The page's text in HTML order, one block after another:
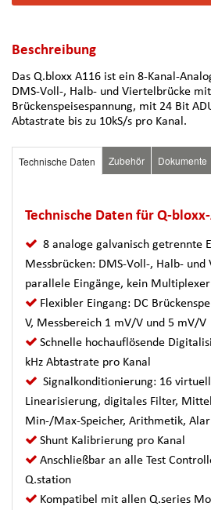
Beschreibung
Das Q.bloxx A116 ist ein 8-Kanal-
DMS-Voll-, Halb- und Viertelbrücke mit
Brückenspeisespannung, mit 24 Bit
Abtastrate bis zu 10kS/s pro Kanal.
Technische Daten Zubehör Dokumente
Technische Daten für Q-
8 analoge galvanisch getrennte
Messbrücken: DMS-Voll-, Halb-
parallele Eingänge, kein Multiplexer
Flexibler Eingang: DC
V, Messbereich 1 mV/V und 5 mV/V
Schnelle hochauflösende
kHz Abtastrate pro Kanal
Signalkonditionierung: 16
Linearisierung, digitales Filter,
Min-/Max-Speicher, Arithmetik,
Shunt Kalibrierung pro Kanal
Anschließbar an alle Test
Q.station
Kompatibel mit allen Q.series